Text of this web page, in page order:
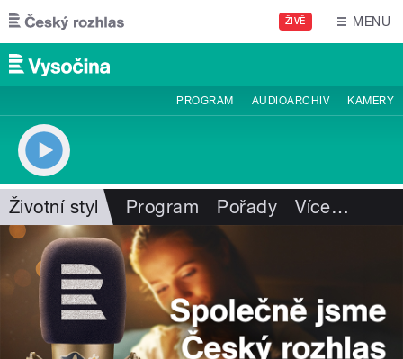
Přejít k hlavnímu obsahu
ŽIVĚ MENU
PROGRAM AUDIOARCHIV KAMERY
Životní styl Program Pořady Více…